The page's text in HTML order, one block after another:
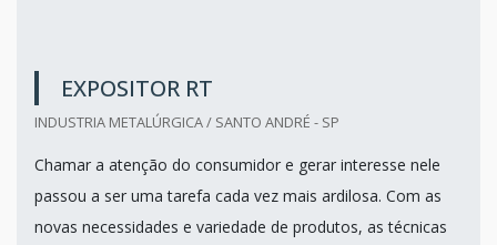
EXPOSITOR RT
INDUSTRIA METALÚRGICA / SANTO ANDRÉ - SP
Chamar a atenção do consumidor e gerar interesse nele
passou a ser uma tarefa cada vez mais ardilosa. Com as
novas necessidades e variedade de produtos, as técnicas